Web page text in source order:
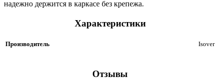
надежно держится в каркасе без крепежа.
Характеристики
Производитель Isover
Отзывы